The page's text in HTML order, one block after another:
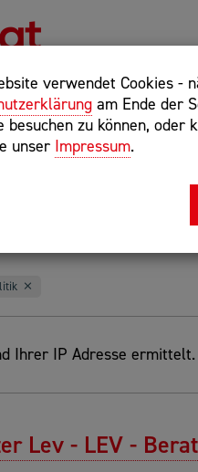
verwendet Cookies -
am Ende der
besuchen zu können, oder
unser Impressum.
Suchparameter:
Suchbegriff: "internet
Ihrer IP Adresse
Lev - LEV -